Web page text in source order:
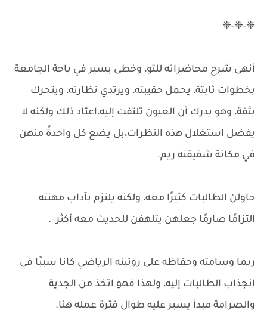
❈-❈-❈
أنهى شرح محاضراته للتو، وخطى يسير في باحة الجامعة
بخطوات ثابتة، يحمل حقيبته، ويرتدي نظارته، ويتحرك
بثقة، وهو يدرك أن العيون تلتفت إليه،اعتاد ذلك ولكنه لا
يفضل استغلال هذه النظرات،بل يضع كل واحدةً منهن
في مكانة شقيقته ريم.
حاولن الطالبات كثيرًا معه، ولكنه يلتزم بآداب مهنته
التزامًا صارمًا جعلهن يتلهفن للحديث معه أكثر .
ربما وسامته وحفاظه على روتينه الرياضي كانا سببًا في
انجذاب الطالبات إليه، ولهذا فهو اتخذ من الجدية
والصرامة مبدأ يسير عليه طوال فترة عمله هنا.